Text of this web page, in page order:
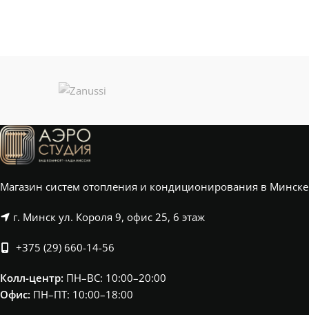
Магазин систем отопления и кондиционирования в Минске
г. Минск ул. Короля 9, офис 25, 6 этаж
+375 (29) 660-14-56
Колл-центр: ПН–ВС: 10:00–20:00​
Офис: ПН–ПТ: 10:00–18:00